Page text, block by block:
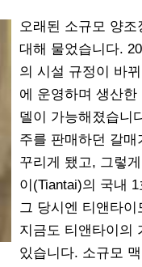
오래된 소규모 양조
대해 물었습니다.
의 시설 규정이 바
에 운영하며 생산
델이 가능해졌습니
주를 판매하던 갈
꾸리게 됐고, 그렇
이(Tiantai)의 국내
그 당시엔 티앤타
지금도 티앤타이의
있습니다. 소규모